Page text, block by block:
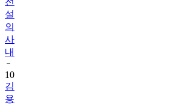
설
의
사
내
10
김
용